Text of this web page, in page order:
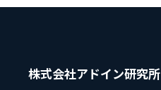
株式会社アドイン研究所